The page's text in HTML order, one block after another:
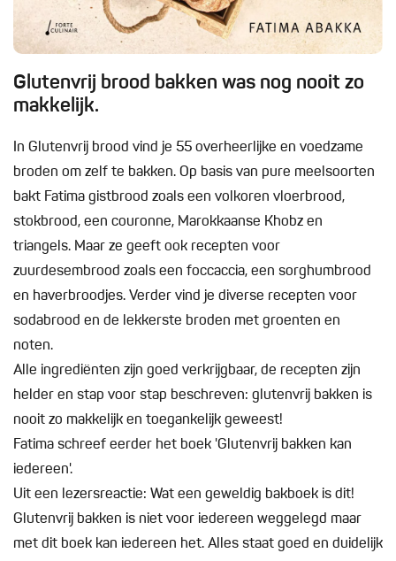
Glutenvrij brood bakken was nog nooit zo
makkelijk.
In Glutenvrij brood vind je 55 overheerlijke en voedzame
broden om zelf te bakken. Op basis van pure meelsoorten
bakt Fatima gistbrood zoals een volkoren vloerbrood,
stokbrood, een couronne, Marokkaanse Khobz en
triangels. Maar ze geeft ook recepten voor
zuurdesembrood zoals een foccaccia, een sorghumbrood
en haverbroodjes. Verder vind je diverse recepten voor
sodabrood en de lekkerste broden met groenten en
noten.
Alle ingrediënten zijn goed verkrijgbaar, de recepten zijn
helder en stap voor stap beschreven: glutenvrij bakken is
nooit zo makkelijk en toegankelijk geweest!
Fatima schreef eerder het boek 'Glutenvrij bakken kan
iedereen'.
Uit een lezersreactie: Wat een geweldig bakboek is dit!
Glutenvrij bakken is niet voor iedereen weggelegd maar
met dit boek kan iedereen het. Alles staat goed en duidelijk